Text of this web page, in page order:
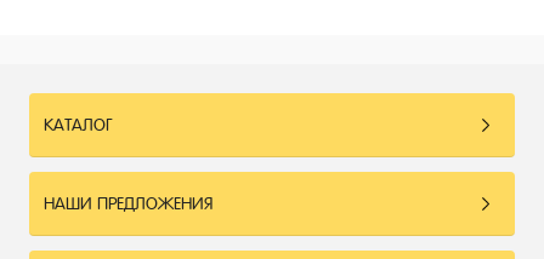
КАТАЛОГ
НАШИ ПРЕДЛОЖЕНИЯ